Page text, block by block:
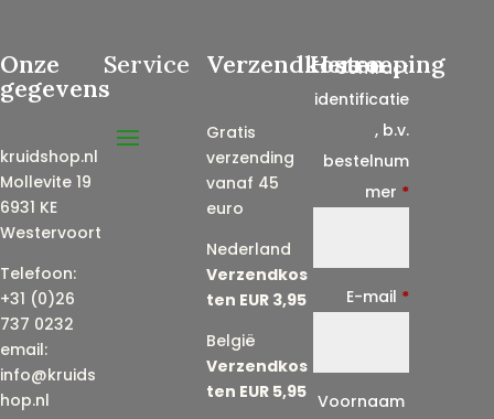
Onze
gegevens
kruidshop.nl
Mollevite 19
6931 KE
Westervoort
Telefoon:
+31 (0)26
737 0232
email:
info@kruids
hop.nl
Service Verzendkosten
Gratis
verzending
vanaf 45
euro
Nederland
Verzendkos
ten EUR 3,95
België
Verzendkos
ten EUR 5,95
Herroeping
Contract
identificatie
, b.v.
bestelnum
mer *
E-mail *
Voornaam